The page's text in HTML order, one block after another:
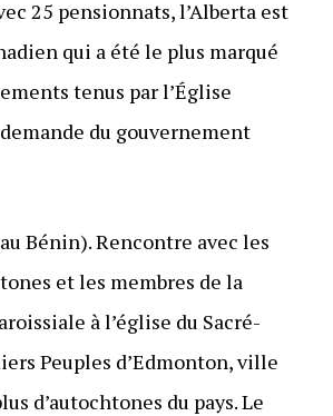
25 pensionnats, l’Alberta est
qui a été le plus marqué
tenus par l’Église
du gouvernement
Bénin). Rencontre avec les
et les membres de la
à l’église du Sacré-
Peuples d’Edmonton, ville
d’autochtones du pays. Le